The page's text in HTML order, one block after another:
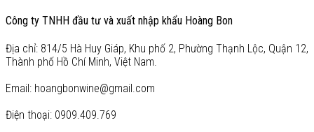
Công ty TNHH đầu tư và xuất nhập khẩu Hoàng Bon
Địa chỉ: 814/5 Hà Huy Giáp, Khu phố 2, Phường Thạnh Lộc, Quận 12,
Thành phố Hồ Chí Minh, Việt Nam.
Email: hoangbonwine@gmail.com
Điện thoại: 0909.409.769